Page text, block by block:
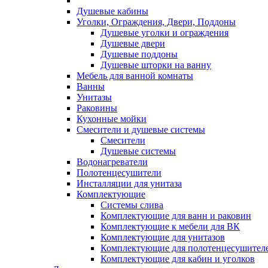
Душевые кабины
Уголки, Ограждения, Двери, Поддоны
Душевые уголки и ограждения
Душевые двери
Душевые поддоны
Душевые шторки на ванну
Мебель для ванной комнаты
Ванны
Унитазы
Раковины
Кухонные мойки
Смесители и душевые системы
Смесители
Душевые системы
Водонагреватели
Полотенцесушители
Инсталляции для унитаза
Комплектующие
Системы слива
Комплектующие для ванн и раковин
Комплектующие к мебели для ВК
Комплектующие для унитазов
Комплектующие для
Комплектующие для кабин и уголков